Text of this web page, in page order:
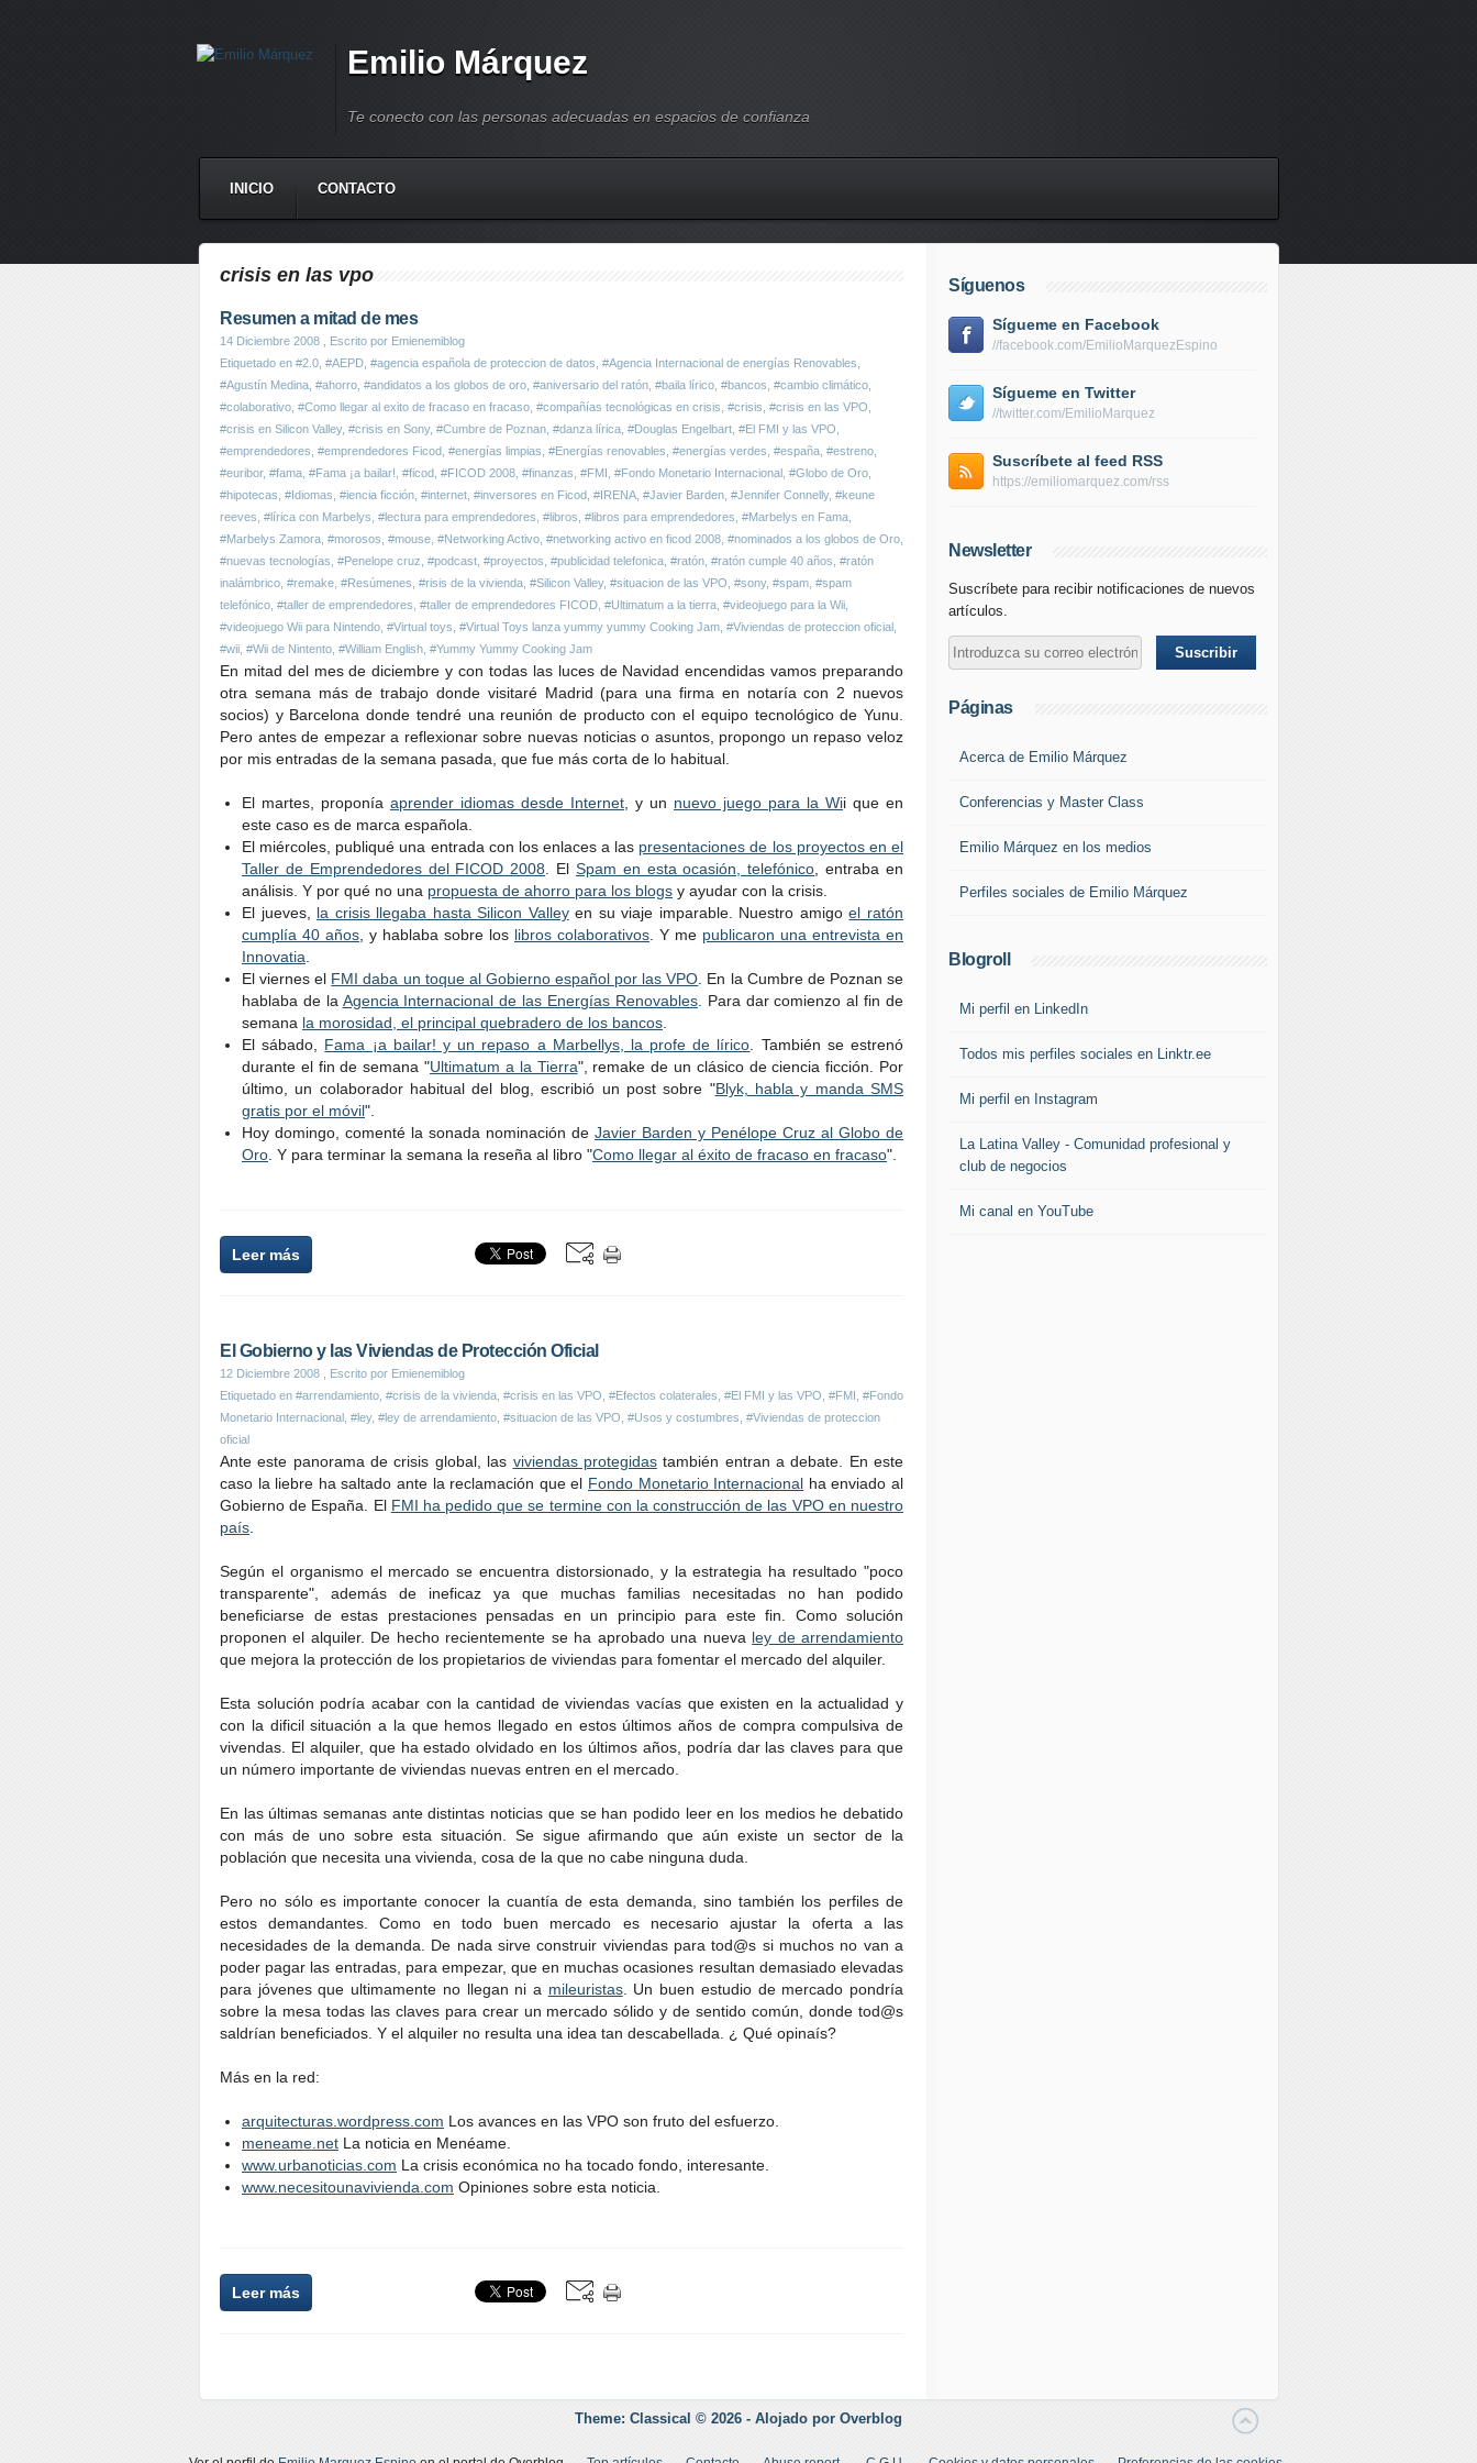
Emilio Márquez
Te conecto con las personas adecuadas en espacios de confianza
INICIO CONTACTO
crisis en las vpo
Resumen a mitad de mes
14 Diciembre 2008 , Escrito por Emienemiblog
Etiquetado en #2.0 #AEPD #agencia española de proteccion de datos #Agencia Internacional de energías Renovables
#Agustín Medina #ahorro #andidatos a los globos de oro #aniversario del ratón #baila lírico #bancos #cambio climático
#colaborativo #Como llegar al exito de fracaso en fracaso #compañías tecnológicas en crisis #crisis #crisis en las VPO
#crisis en Silicon Valley, #crisis en Sony, #Cumbre de Poznan #danza lírica #Douglas Engelbart #El FMI y las VPO
#emprendedores #emprendedores Ficod #energías limpias #Energías renovables #energías verdes #españa #estreno
#euribor, #fama #Fama ¡a bailar! #ficod #FICOD 2008 #finanzas #FMI #Fondo Monetario Internacional #Globo de Oro
#hipotecas #Idiomas #iencia ficción #internet #inversores en Ficod #IRENA #Javier Barden #Jennifer Connelly, #keune
reeves #lírica con Marbelys #lectura para emprendedores #libros #libros para emprendedores #Marbelys en Fama
#Marbelys Zamora #morosos #mouse #Networking Activo #networking activo en ficod 2008 #nominados a los globos de Oro
#nuevas tecnologías #Penelope cruz #podcast #proyectos #publicidad telefonica #ratón #ratón cumple 40 años #ratón
inalámbrico #remake #Resúmenes #risis de la vivienda #Silicon Valley, #situacion de las VPO #sony, #spam #spam
telefónico #taller de emprendedores #taller de emprendedores FICOD #Ultimatum a la tierra #videojuego para la Wii
#videojuego Wii para Nintendo #Virtual toys #Virtual Toys lanza yummy yummy Cooking Jam #Viviendas de proteccion oficial
#wii #Wii de Nintento #William English #Yummy Yummy Cooking Jam
En mitad del mes de diciembre y con todas las luces de Navidad encendidas vamos preparando
otra semana más de trabajo donde visitaré Madrid (para una firma en notaría con 2 nuevos
socios) y Barcelona donde tendré una reunión de producto con el equipo tecnológico de Yunu.
Pero antes de empezar a reflexionar sobre nuevas noticias o asuntos, propongo un repaso veloz
por mis entradas de la semana pasada, que fue más corta de lo habitual.
El martes, proponía aprender idiomas desde Internet , y un nuevo juego para la Wii que en
este caso es de marca española.
El miércoles, publiqué una entrada con los enlaces a las presentaciones de los proyectos en el
Taller de Emprendedores del FICOD 2008 . El Spam en esta ocasión, telefónico , entraba en
análisis. Y por qué no una propuesta de ahorro para los blogs y ayudar con la crisis.
El jueves, la crisis llegaba hasta Silicon Valleyen su viaje imparable. Nuestro amigoel ratón
cumplía 40 años , y hablaba sobre los libros colaborativos . Y me publicaron una entrevista en
Innovatia
El viernes el FMI daba un toque al Gobierno español por las VPO . En la Cumbre de Poznan se
hablaba de la Agencia Internacional de las Energías Renovables. Para dar comienzo al fin de
semana la morosidad, el principal quebradero de los bancos
El sábado, Fama ¡a bailar! y un repaso a Marbellys, la profe de lírico . También se estrenó
durante el fin de semana "Ultimatum a la Tierra", remake de un clásico de ciencia ficción. Por
último, un colaborador habitual del blog, escribió un post sobre "Blyk, habla y manda SMS
gratis por el móvil".
Hoy domingo, comenté la sonada nominación de Javier Barden y Penélope Cruz al Globo de
Oro . Y para terminar la semana la reseña al libro "Como llegar al éxito de fracaso en fracaso".
Leer más
El Gobierno y las Viviendas de Protección Oficial
12 Diciembre 2008 , Escrito por Emienemiblog
Etiquetado en #arrendamiento #crisis de la vivienda #crisis en las VPO #Efectos colaterales #El FMI y las VPO #FMI #Fondo
Monetario Internacional #ley, #ley de arrendamiento #situacion de las VPO #Usos y costumbres #Viviendas de proteccion
oficial
Ante este panorama de crisis global, las viviendas protegidastambién entran a debate. En este
caso la liebre ha saltado ante la reclamación que el Fondo Monetario Internacional ha enviado al
Gobierno de España. El FMI ha pedido que se termine con la construcción de las VPO en nuestro
país
Según el organismo el mercado se encuentra distorsionado, y la estrategia ha resultado "poco
transparente", además de ineficaz ya que muchas familias necesitadas no han podido
beneficiarse de estas prestaciones pensadas en un principio para este fin. Como solución
proponen el alquiler. De hecho recientemente se ha aprobado una nueva ley de arrendamiento
que mejora la protección de los propietarios de viviendas para fomentar el mercado del alquiler.
Esta solución podría acabar con la cantidad de viviendas vacías que existen en la actualidad y
con la dificil situación a la que hemos llegado en estos últimos años de compra compulsiva de
vivendas. El alquiler, que ha estado olvidado en los últimos años, podría dar las claves para que
un número importante de viviendas nuevas entren en el mercado.
En las últimas semanas ante distintas noticias que se han podido leer en los medios he debatido
con más de uno sobre esta situación. Se sigue afirmando que aún existe un sector de la
población que necesita una vivienda, cosa de la que no cabe ninguna duda.
Pero no sólo es importante conocer la cuantía de esta demanda, sino también los perfiles de
estos demandantes. Como en todo buen mercado es necesario ajustar la oferta a las
necesidades de la demanda. De nada sirve construir viviendas para tod@s si muchos no van a
poder pagar las entradas, para empezar, que en muchas ocasiones resultan demasiado elevadas
para jóvenes que ultimamente no llegan ni a mileuristas. Un buen estudio de mercado pondría
sobre la mesa todas las claves para crear un mercado sólido y de sentido común, donde tod@s
saldrían beneficiados. Y el alquiler no resulta una idea tan descabellada. ¿ Qué opinaís?
Más en la red:
arquitecturas.wordpress.com Los avances en las VPO son fruto del esfuerzo.
meneame.net La noticia en Menéame.
www.urbanoticias.com La crisis económica no ha tocado fondo, interesante.
www.necesitounavivienda.com Opiniones sobre esta noticia.
Leer más
Síguenos
Sígueme en Facebook
//facebook.com/EmilioMarquezEspino
Sígueme en Twitter
//twitter.com/EmilioMarquez
Suscríbete al feed RSS
https://emiliomarquez.com/rss
Newsletter
Suscríbete para recibir notificaciones de nuevos
artículos.
Páginas
Acerca de Emilio Márquez
Conferencias y Master Class
Emilio Márquez en los medios
Perfiles sociales de Emilio Márquez
Blogroll
Mi perfil en LinkedIn
Todos mis perfiles sociales en Linktr.ee
Mi perfil en Instagram
La Latina Valley - Comunidad profesional y
club de negocios
Mi canal en YouTube
Theme: Classical © 2026 - Alojado por Overblog